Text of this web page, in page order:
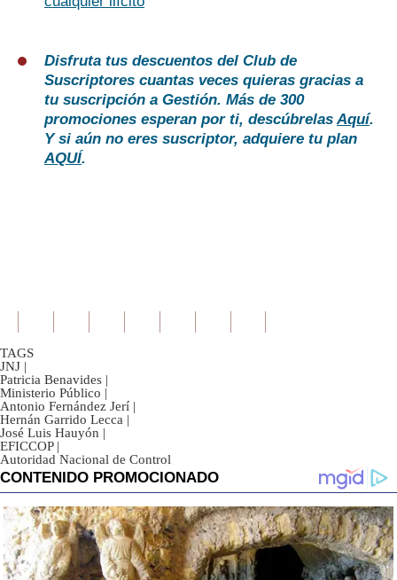
Disfruta tus descuentos del Club de
Suscriptores cuantas veces quieras gracias a
tu suscripción a Gestión. Más de 300
promociones esperan por ti, descúbrelasAquí.
Y si aún no eres suscriptor, adquiere tu plan
AQUÍ.
TAGS
JNJ |
Patricia Benavides |
Ministerio Público |
Antonio Fernández Jerí |
Hernán Garrido Lecca |
José Luis Hauyón |
EFICCOP |
Autoridad Nacional de Control